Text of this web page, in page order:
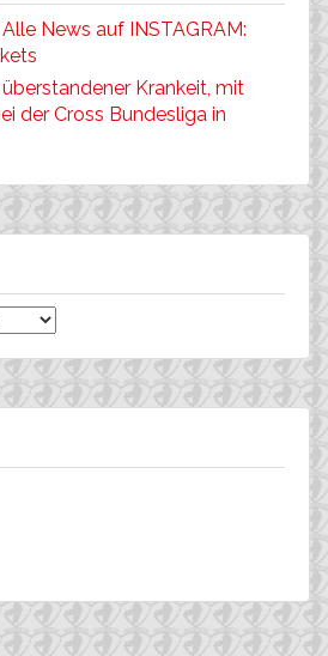
News auf INSTAGRAM:
Krankeit, mit
der Cross Bundesliga in